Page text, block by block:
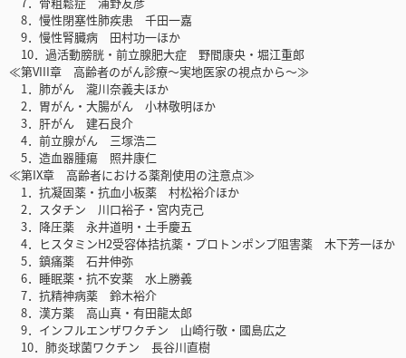
8．慢性閉塞性肺疾患 千田一嘉
9．慢性腎臓病 田村功一ほか
10．過活動膀胱・前立腺肥大症 野間康央・堀江重郎
≪第VIII章 高齢者のがん診療～実地医家の視点から～≫
1．肺がん 瀧川奈義夫ほか
2．胃がん・大腸がん 小林敬明ほか
3．肝がん 建石良介
4．前立腺がん 三塚浩二
5．造血器腫瘍 照井康仁
≪第IX章 高齢者における薬剤使用の注意点≫
1．抗凝固薬・抗血小板薬 村松裕介ほか
2．スタチン 川口裕子・宮内克己
3．降圧薬 永井道明・土手慶五
4．ヒスタミンH2受容体拮抗薬・プロトンポンプ阻害薬 木下芳一ほか
5．鎮痛薬 石井伸弥
6．睡眠薬・抗不安薬 水上勝義
7．抗精神病薬 鈴木裕介
8．漢方薬 高山真・有田龍太郎
9．インフルエンザワクチン 山崎行敬・國島広之
10．肺炎球菌ワクチン 長谷川直樹